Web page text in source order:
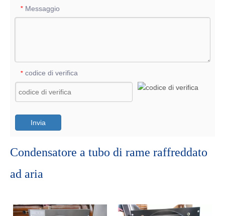
* Messaggio
* codice di verifica
Invia
Condensatore a tubo di rame raffreddato
ad aria